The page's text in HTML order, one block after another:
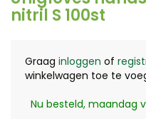
nitril S 100st
Graag inloggen of
winkelwagen toe te
Nu besteld, maandag